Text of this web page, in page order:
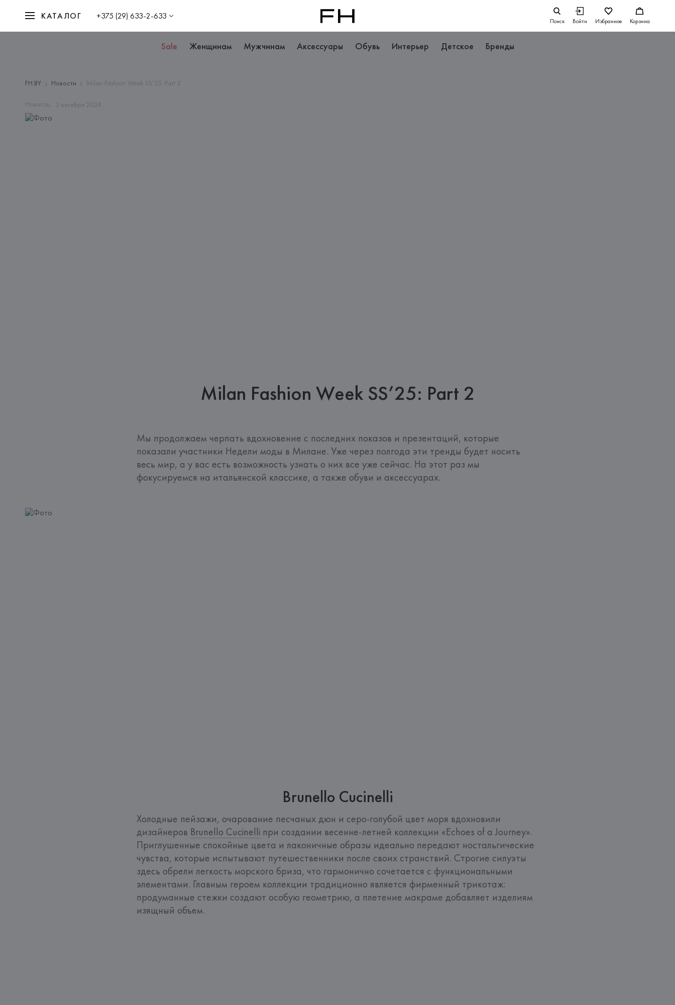
КАТАЛОГ +375 (29) 633-2-633 Поиск Войти Избранное Корзина
Sale Женщинам Мужчинам Аксессуары Обувь Интерьер Детское Бренды
FH.BY Новости Milan Fashion Week SS’25: Part 2
Новость; 3 октября 2024
Milan Fashion Week SS’25: Part 2
Мы продолжаем черпать вдохновение с последних показов и презентаций, которые
показали участники Недели моды в Милане. Уже через полгода эти тренды будет носить
весь мир, а у вас есть возможность узнать о них все уже сейчас. На этот раз мы
фокусируемся на итальянской классике, а также обуви и аксессуарах.
Brunello Cucinelli
Холодные пейзажи, очарование песчаных дюн и серо-голубой цвет моря вдохновили
дизайнеров Brunello Cucinelli при создании весенне-летней коллекции «Echoes of a Journey».
Приглушенные спокойные цвета и лаконичные образы идеально передают ностальгические
чувства, которые испытывают путешественники после своих странствий. Строгие силуэты
здесь обрели легкость морского бриза, что гармонично сочетается с функциональными
элементами. Главным героем коллекции традиционно является фирменный трикотаж:
продуманные стежки создают особую геометрию, а плетение макраме добавляет изделиям
изящный объем.